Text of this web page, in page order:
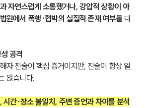
자연스럽게 소통했거나, 강압적 상황이 아
원에서 폭행·협박의 실질적 존재 여부를 다
공격
자 진술이 핵심 증거이지만, 진술이 항상 일
않습니다.
시간·장소 불일치, 주변 증언과 차이를 분석